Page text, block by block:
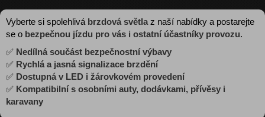
Vyberte si spolehlivá brzdová světla z naší nabídky a postarejte
se o bezpečnou jízdu pro vás i ostatní účastníky provozu.
✅ Nedílná součást bezpečnostní výbavy
✅ Rychlá a jasná signalizace brzdění
✅ Dostupná v LED i žárovkovém provedení
✅ Kompatibilní s osobními auty, dodávkami, přívěsy i
karavany